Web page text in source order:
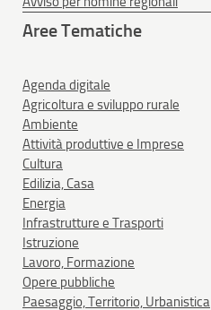
Aree Tematiche
Agenda digitale
Agricoltura e sviluppo rurale
Ambiente
Attività produttive e Imprese
Cultura
Edilizia, Casa
Energia
Infrastrutture e Trasporti
Istruzione
Lavoro, Formazione
Opere pubbliche
Paesaggio, Territorio, Urbanistica